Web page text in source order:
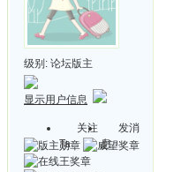
级别: 论坛版主
显示用户信息
关注
Ta
发消
息